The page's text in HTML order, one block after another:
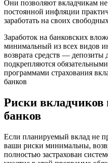
Они позволяют вкладчикам не
постоянной инфляции
заработать на своих
Заработок на банковских
минимальный из всех видов
возврата средств —
подкрепляются
программами страхования
банков
Риски вкладчиков
банков
Если планируемый вклад не
ваши риски минимальны,
полностью застрахован